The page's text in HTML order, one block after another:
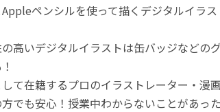
ペンシルを使って描くデジタルイラ
高いデジタルイラストは缶バッジなどの
て在籍するプロのイラストレーター・漫
でも安心！授業中わからないことがあっ